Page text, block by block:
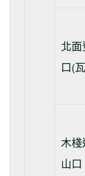
北面
口(
木
山口